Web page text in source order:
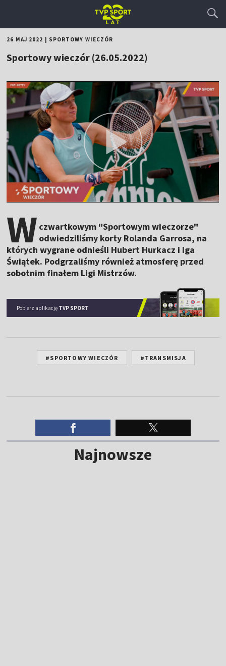
26 MAJ 2022 SPORTOWY WIECZÓR
Sportowy wieczór (26.05.2022)
W czwartkowym "Sportowym wieczorze"
odwiedziliśmy korty Rolanda Garrosa, na
których wygrane odnieśli Hubert Hurkacz i Iga
Świątek. Podgrzaliśmy również atmosferę przed
sobotnim finałem Ligi Mistrzów.
Pobierz aplikację TVP SPORT
#SPORTOWY WIECZÓR #TRANSMISJA
Najnowsze